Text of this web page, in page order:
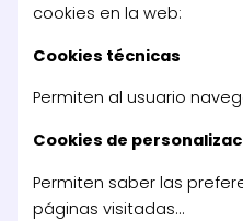
cookies en la web:
Cookies técnicas
Permiten al usuario
Cookies de
Permiten saber las
páginas visitadas…